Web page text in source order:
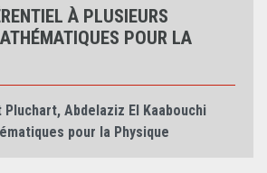
À PLUSIEURS
POUR LA
Pluchart, Abdelaziz El Kaabouchi
pour la Physique